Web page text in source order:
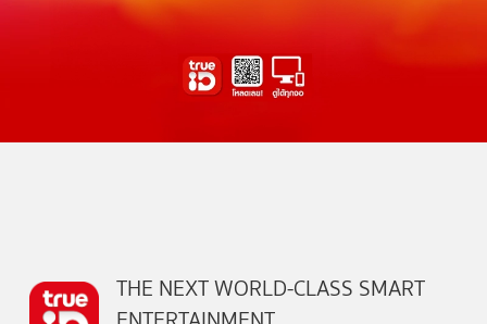
THE NEXT WORLD-CLASS SMART